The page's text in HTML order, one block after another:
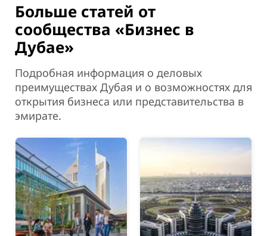
Больше статей от
сообщества «Бизнес в
Дубае»
Подробная информация о деловых
преимуществах Дубая и о возможностях для
открытия бизнеса или представительства в
эмирате.